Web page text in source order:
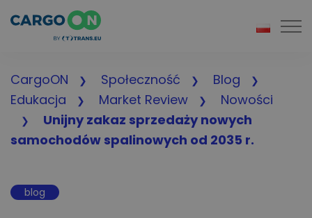
CargoON Społeczność
Blog
Edukacja
Market Review
Nowości
Unijny zakaz sprzedaży nowych
samochodów spalinowych od 2035 r.
blog